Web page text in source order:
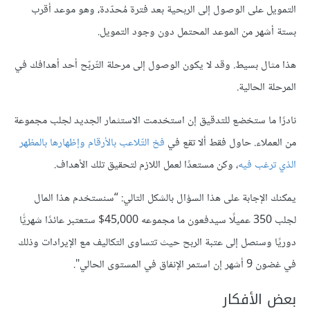
التمويل على الوصول إلى الربحية بعد فترة مُحدّدة، وهو موعد أقرب
بستة أشهر من الموعد المحتمل دون وجود التمويل.
هذا مثال بسيط. وقد لا يكون الوصول إلى مرحلة التّربّح أحد أهدافك في
المرحلة الحالية.
نادرًا ما ستخضع للتدقيق إن استخدمت الاستثمار الجديد لجلب مجموعة
من العملاء. حاول فقط ألا تقع في فخ التّلاعب بالأرقام وإظهارها بالمظهر
الذي ترغب فيه، وكن مستعدًا لعمل اللازم لتحقيق تلك الأهداف.
يمكنك اﻹجابة على هذا السؤال بالشكل التالي: “سنستخدم هذا المال
لجلب 350 عميلًا سيدفعون ما مجموعه 45,000$ ستعتبر عائدًا شهريًّا
دوريًا وسنصل إلى عتبة الربح حيث تتساوى التكاليف مع اﻹيرادات وذلك
في غضون 9 أشهر إن استمر اﻹنفاق في المستوى الحالي".
بعض اﻷفكار